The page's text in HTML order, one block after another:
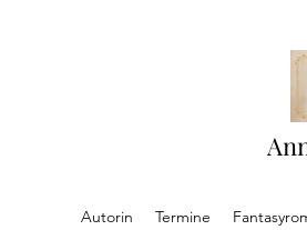
Autorin Termine